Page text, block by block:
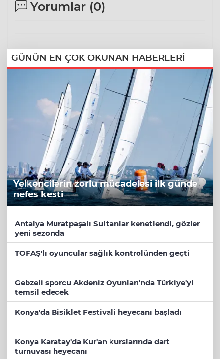
Yorumlar (0)
GÜNÜN EN ÇOK OKUNAN HABERLERİ
Yelkencilerin zorlu mücadelesi ilk günde
nefes kesti
Antalya Muratpaşalı Sultanlar kenetlendi, gözler
yeni sezonda
TOFAŞ'lı oyuncular sağlık kontrolünden geçti
Gebzeli sporcu Akdeniz Oyunları'nda Türkiye'yi
temsil edecek
Konya'da Bisiklet Festivali heyecanı başladı
Konya Karatay'da Kur'an kurslarında dart
turnuvası heyecanı